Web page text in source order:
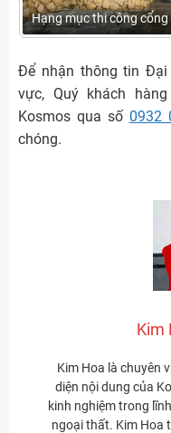
Hạng mục thi công
Để nhận thông tin
vực, Quý khách
Kosmos qua số 0932
chóng.
Kim
Kim Hoa là chuyên
diện nội dung của
kinh nghiệm trong
ngoại thất. Kim Hoa